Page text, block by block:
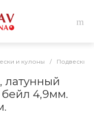
и кулоны / Подвески
бейл 4,9мм.